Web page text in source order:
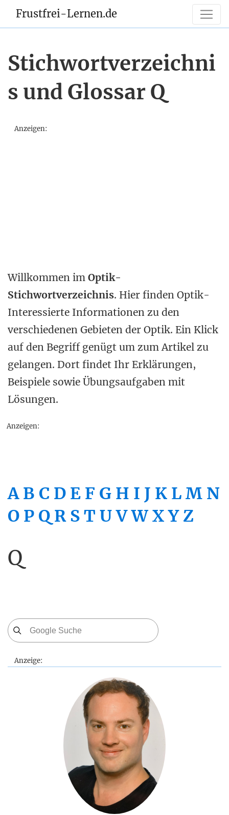
Frustfrei-Lernen.de
Stichwortverzeichni
s und Glossar Q
Anzeigen:
Willkommen im Optik-
Stichwortverzeichnis. Hier finden Optik-
Interessierte Informationen zu den
verschiedenen Gebieten der Optik. Ein Klick
auf den Begriff genügt um zum Artikel zu
gelangen. Dort findet Ihr Erklärungen,
Beispiele sowie Übungsaufgaben mit
Lösungen.
Anzeigen:
A B C D E F G H I J K L M N
O P Q R S T U V W X Y Z
Q
Anzeige: